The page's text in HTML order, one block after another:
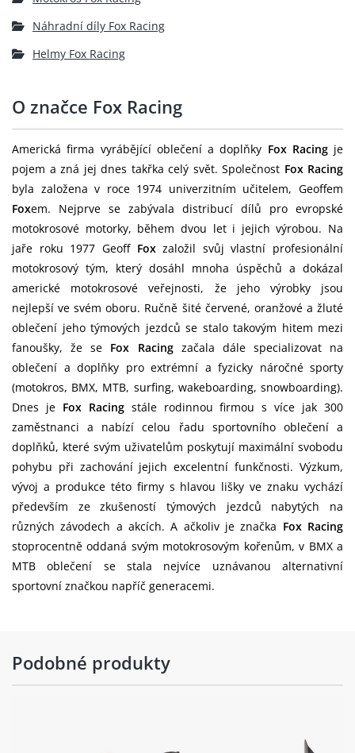
Náhradní díly Fox Racing
Helmy Fox Racing
O značce Fox Racing
Americká firma vyrábějící oblečení a doplňky Fox Racingje
pojem a zná jej dnes takřka celý svět. Společnost Fox Racing
byla založena v roce 1974 univerzitním učitelem, Geoffem
Foxem. Nejprve se zabývala distribucí dílů pro evropské
motokrosové motorky, během dvou let i jejich výrobou. Na
jaře roku 1977 Geoff Foxzaložil svůj vlastní profesionální
motokrosový tým, který dosáhl mnoha úspěchů a dokázal
americké motokrosové veřejnosti, že jeho výrobky jsou
nejlepší ve svém oboru. Ručně šité červené, oranžové a žluté
oblečení jeho týmových jezdců se stalo takovým hitem mezi
fanoušky, že se Fox Racingzačala dále specializovat na
oblečení a doplňky pro extrémní a fyzicky náročné sporty
(motokros, BMX, MTB, surfing, wakeboarding, snowboarding).
Dnes je Fox Racingstále rodinnou firmou s více jak 300
zaměstnanci a nabízí celou řadu sportovního oblečení a
doplňků, které svým uživatelům poskytují maximální svobodu
pohybu při zachování jejich excelentní funkčnosti. Výzkum,
vývoj a produkce této firmy s hlavou lišky ve znaku vychází
především ze zkušeností týmových jezdců nabytých na
různých závodech a akcích. A ačkoliv je značka Fox Racing
stoprocentně oddaná svým motokrosovým kořenům, v BMX a
MTB oblečení se stala nejvíce uznávanou alternativní
sportovní značkou napříč generacemi.
Podobné produkty